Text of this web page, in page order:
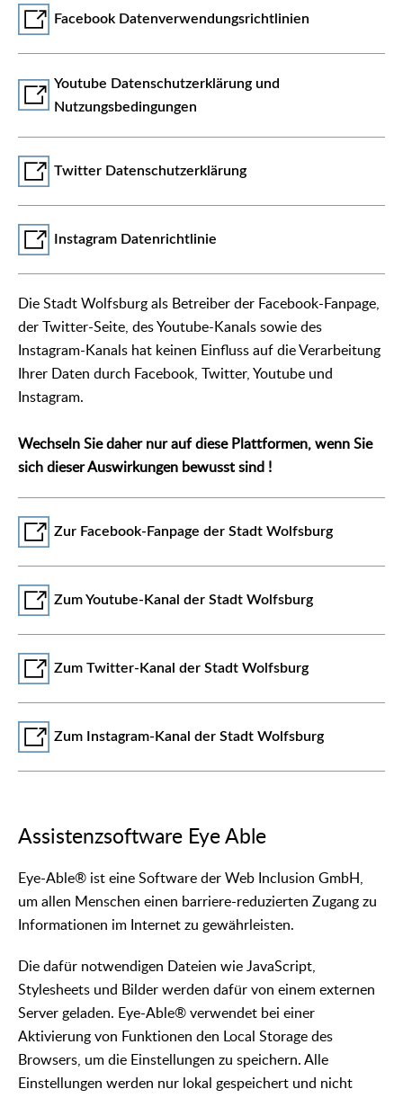
Facebook Datenverwendungsrichtlinien
Youtube Datenschutzerklärung und
Nutzungsbedingungen
Twitter Datenschutzerklärung
Instagram Datenrichtlinie
Die Stadt Wolfsburg als Betreiber der Facebook-Fanpage,
der Twitter-Seite, des Youtube-Kanals sowie des
Instagram-Kanals hat keinen Einfluss auf die Verarbeitung
Ihrer Daten durch Facebook, Twitter, Youtube und
Instagram.
Wechseln Sie daher nur auf diese Plattformen, wenn Sie
sich dieser Auswirkungen bewusst sind !
Zur Facebook-Fanpage der Stadt Wolfsburg
Zum Youtube-Kanal der Stadt Wolfsburg
Zum Twitter-Kanal der Stadt Wolfsburg
Zum Instagram-Kanal der Stadt Wolfsburg
Assistenzsoftware Eye Able
Eye-Able® ist eine Software der Web Inclusion GmbH,
um allen Menschen einen barriere-reduzierten Zugang zu
Informationen im Internet zu gewährleisten.
Die dafür notwendigen Dateien wie JavaScript,
Stylesheets und Bilder werden dafür von einem externen
Server geladen. Eye-Able® verwendet bei einer
Aktivierung von Funktionen den Local Storage des
Browsers, um die Einstellungen zu speichern. Alle
Einstellungen werden nur lokal gespeichert und nicht